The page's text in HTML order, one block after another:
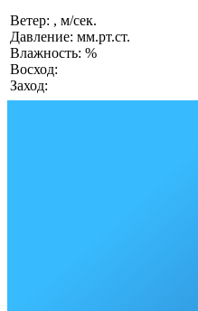
Ветер: , м/сек.
Давление: мм.рт.ст.
Влажность: %
Восход:
Заход: